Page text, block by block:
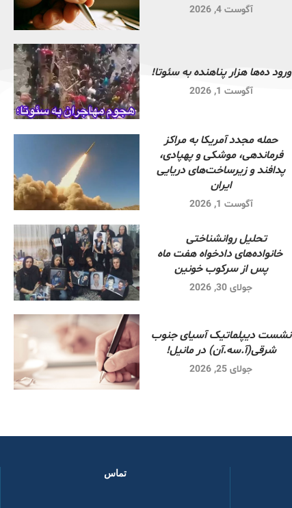
آگوست 4, 2026
ورود ده‌ها هزار پناهنده به سئوتا!
آگوست 1, 2026
حمله مجدد آمریکا به مراکز
فرماندهی، موشکی و پهپادی،
پدافند و زیرساخت‌های دریایی
ایران
آگوست 1, 2026
تحلیل روانشناختی
خانواده‌های دادخواه هفت ماه
پس از سرکوب خونین
جولای 30, 2026
نشست دیپلماتیک آسیای جنوب
شرقی‌(آ.سه.آن) در مانیل!
جولای 25, 2026
تماس